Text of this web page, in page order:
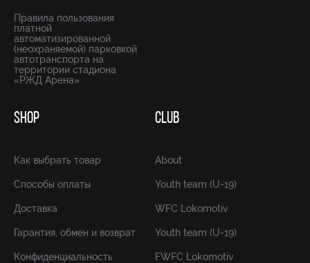
Правила пользования
платной
автоматизированной
(неохраняемой) парковкой
автотранспорта на
территории стадиона
«РЖД Арена»
SHOP
Как выбрать товар
Способы оплаты
Доставка
Гарантия, обмен и возврат
Конфиденциальность
CLUB
About
Youth team (U-19)
WFC Lokomotiv
Youth team (U-19)
FWFC Lokomotiv